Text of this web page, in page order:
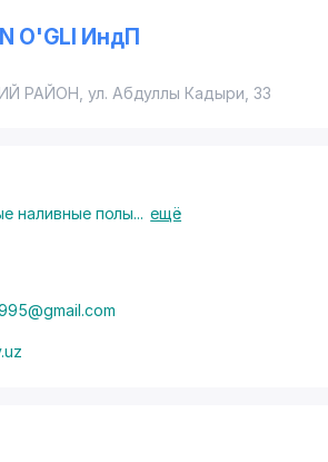
O'GLI ИндП
РАЙОН ул. Абдуллы Кадыри , 33
наливные полы... ещё